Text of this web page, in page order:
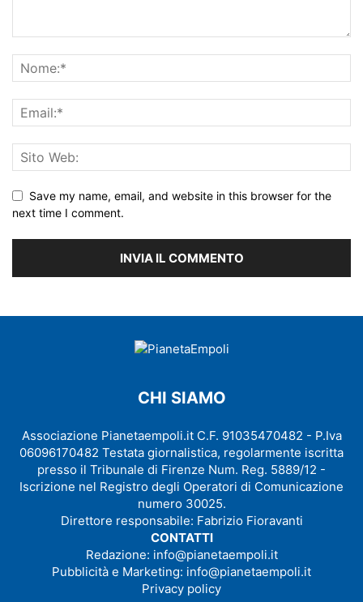
Save my name, email, and website in this browser for the
next time I comment.
CHI SIAMO
Associazione Pianetaempoli.it C.F. 91035470482 - P.Iva
06096170482 Testata giornalistica, regolarmente iscritta
presso il Tribunale di Firenze Num. Reg. 5889/12 -
Iscrizione nel Registro degli Operatori di Comunicazione
numero 30025.
Direttore responsabile: Fabrizio Fioravanti
CONTATTI
Redazione: info@pianetaempoli.it
Pubblicità e Marketing: info@pianetaempoli.it
Privacy policy